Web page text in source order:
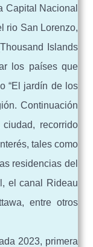
Capital Nacional
rio San Lorenzo,
Islands
los países que
“El jardín de los
Continuación
recorrido
tales como
residencias del
el canal Rideau
entre otros
2023, primera